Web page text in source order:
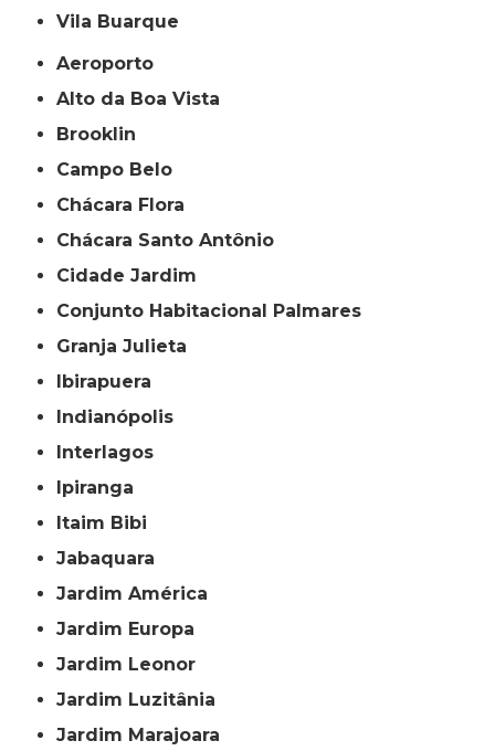
Vila Buarque
Aeroporto
Alto da Boa Vista
Brooklin
Campo Belo
Chácara Flora
Chácara Santo Antônio
Cidade Jardim
Conjunto Habitacional Palmares
Granja Julieta
Ibirapuera
Indianópolis
Interlagos
Ipiranga
Itaim Bibi
Jabaquara
Jardim América
Jardim Europa
Jardim Leonor
Jardim Luzitânia
Jardim Marajoara